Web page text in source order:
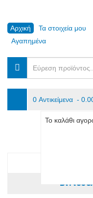
Αρχική
Τα στοιχεία μου
Αγαπημένα
0 Αντικείμενα -
Το καλάθι